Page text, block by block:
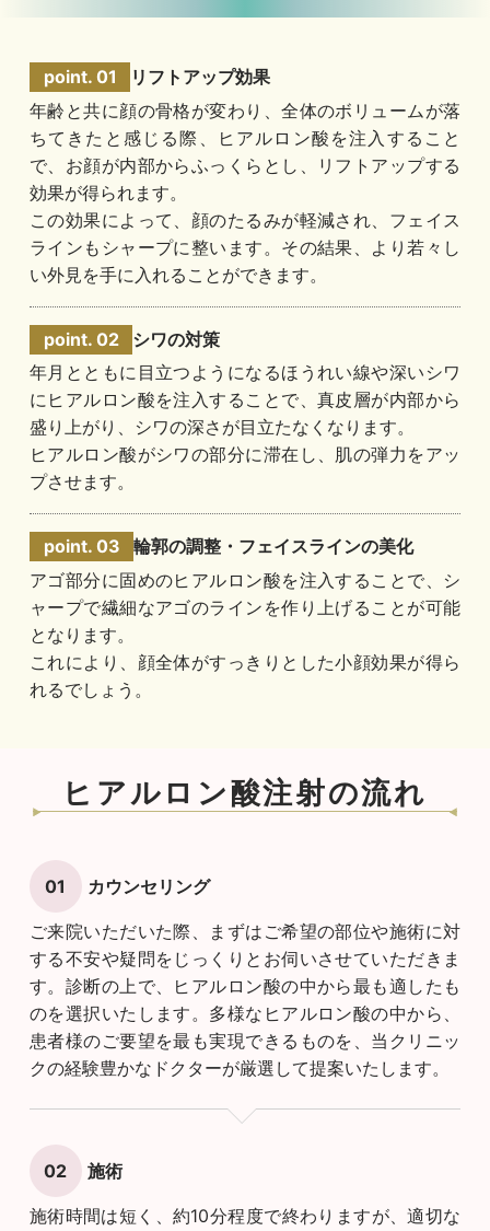
リフトアップ効果
年齢と共に顔の骨格が変わり、全体のボリュームが落
ちてきたと感じる際、ヒアルロン酸を注入すること
で、お顔が内部からふっくらとし、リフトアップする
効果が得られます。
この効果によって、顔のたるみが軽減され、フェイス
ラインもシャープに整います。その結果、より若々し
い外見を手に入れることができます。
シワの対策
年月とともに目立つようになるほうれい線や深いシワ
にヒアルロン酸を注入することで、真皮層が内部から
盛り上がり、シワの深さが目立たなくなります。
ヒアルロン酸がシワの部分に滞在し、肌の弾力をアッ
プさせます。
輪郭の調整・フェイスラインの美化
アゴ部分に固めのヒアルロン酸を注入することで、シ
ャープで繊細なアゴのラインを作り上げることが可能
となります。
これにより、顔全体がすっきりとした小顔効果が得ら
れるでしょう。
ヒアルロン酸注射の流れ
カウンセリング
ご来院いただいた際、まずはご希望の部位や施術に対
する不安や疑問をじっくりとお伺いさせていただきま
す。診断の上で、ヒアルロン酸の中から最も適したも
のを選択いたします。多様なヒアルロン酸の中から、
患者様のご要望を最も実現できるものを、当クリニッ
クの経験豊かなドクターが厳選して提案いたします。
施術
施術時間は短く、約10分程度で終わりますが、適切な